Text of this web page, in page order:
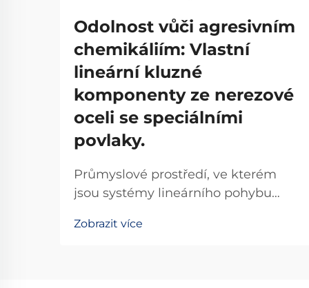
Odolnost vůči agresivním
chemikáliím: Vlastní
lineární kluzné
komponenty ze nerezové
oceli se speciálními
povlaky.
Průmyslové prostředí, ve kterém
jsou systémy lineárního pohybu
korozivním látkám a extrémním
Zobrazit více